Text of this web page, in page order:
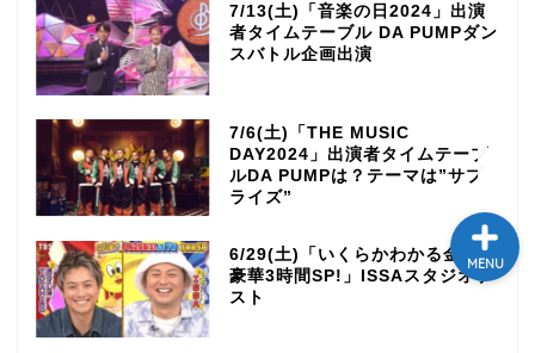
7/13(土)「音楽の日2024」出演
者タイムテーブル DA PUMPダン
スバトル企画出演
7/6(土)「THE MUSIC
DAY2024」出演者タイムテーブ
ルDA PUMPは？テーマは”サプ
ライズ”
6/29(土)「いくらかわかる金?★
豪華3時間SP!」ISSAスタジオゲ
スト
MENU
～DA PUMP YORIの晴れ
ばれラジオ～